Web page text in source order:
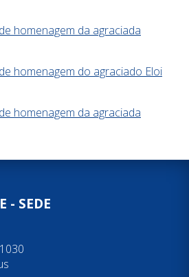
homenagem da agraciada
homenagem do agraciado Eloi
homenagem da agraciada
- SEDE